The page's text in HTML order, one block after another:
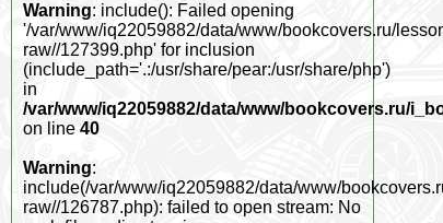
Warning: include(): Failed opening
'/var/www/iq22059882/data/www/bookcovers.ru/
raw//127399.php' for inclusion
(include_path='.:/usr/share/pear:/usr/share/php')
in
/var/www/iq22059882/data/www/bookcovers.ru/
on line 40
Warning:
include(/var/www/iq22059882/data/www/
raw//126787.php): failed to open stream: No